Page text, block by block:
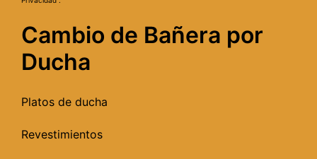
Cambio de Bañera por
Ducha
Platos de ducha
Revestimientos